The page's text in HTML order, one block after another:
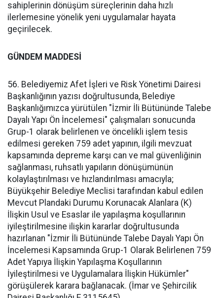
sahiplerinin dönüşüm süreçlerinin daha hızlı
ilerlemesine yönelik yeni uygulamalar hayata
geçirilecek.
GÜNDEM MADDESİ
56. Belediyemiz Afet İşleri ve Risk Yönetimi Dairesi
Başkanlığının yazısı doğrultusunda, Belediye
Başkanlığımızca yürütülen "İzmir İli Bütününde Talebe
Dayalı Yapı Ön İncelemesi" çalışmaları sonucunda
Grup-1 olarak belirlenen ve öncelikli işlem tesis
edilmesi gereken 759 adet yapının, ilgili mevzuat
kapsamında depreme karşı can ve mal güvenliğinin
sağlanması, ruhsatlı yapıların dönüşümünün
kolaylaştırılması ve hızlandırılması amacıyla;
Büyükşehir Belediye Meclisi tarafından kabul edilen
Mevcut Plandaki Durumu Korunacak Alanlara (K)
İlişkin Usul ve Esaslar ile yapılaşma koşullarının
iyileştirilmesine ilişkin kararlar doğrultusunda
hazırlanan "İzmir İli Bütününde Talebe Dayalı Yapı Ön
İncelemesi Kapsamında Grup-1 Olarak Belirlenen 759
Adet Yapıya İlişkin Yapılaşma Koşullarının
İyileştirilmesi ve Uygulamalara İlişkin Hükümler"
görüşülerek karara bağlanacak. (İmar ve Şehircilik